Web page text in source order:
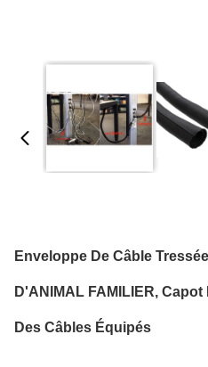
Enveloppe De Câble
D'ANIMAL FAMILIER,
Des Câbles Équipés